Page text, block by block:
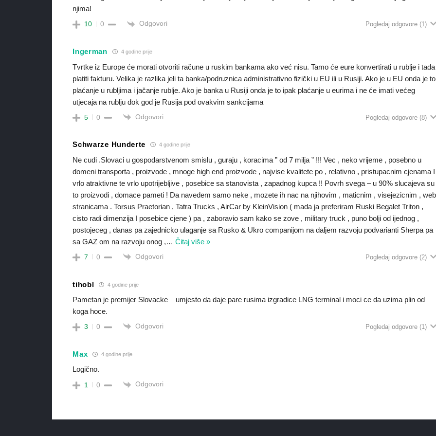
njima!
10 0 Odgovori Pogledaj odgovore (1)
Ingerman 4 godine prije
Tvrtke iz Europe će morati otvoriti račune u ruskim bankama ako već nisu. Tamo će eure konvertirati u rublje i tada
platiti fakturu. Velika je razlika jeli ta banka/podruznica administrativno fizički u EU ili u Rusiji. Ako je u EU onda je to
plaćanje u rubljima i jačanje rublje. Ako je banka u Rusiji onda je to ipak plaćanje u eurima i ne će imati većeg
utjecaja na rublju dok god je Rusija pod ovakvim sankcijama
5 0 Odgovori Pogledaj odgovore (8)
Schwarze Hunderte 4 godine prije
Ne cudi .Slovaci u gospodarstvenom smislu , guraju , koracima ” od 7 milja ” !!! Vec , neko vrijeme , posebno u
domeni transporta , proizvode , mnoge high end proizvode , najvise kvalitete po , relativno , pristupacnim cjenama I
vrlo atraktivne te vrlo upotrijebljive , posebice sa stanovista , zapadnog kupca !! Povrh svega – u 90% slucajeva su
to proizvodi , domace pameti ! Da navedem samo neke , mozete ih nac na njihovim , maticnim , visejezicnim , web
stranicama . Torsus Praetorian , Tatra Trucks , AirCar by KleinVision ( mada ja preferiram Ruski Begalet Triton ,
cisto radi dimenzija I posebice cjene ) pa , zaboravio sam kako se zove , military truck , puno bolji od ijednog ,
postojeceg , danas pa zajednicko ulaganje sa Rusko & Ukro companijom na daljem razvoju podvarianti Sherpa pa
sa GAZ om na razvoju onog ,…Čitaj više »
7 0 Odgovori Pogledaj odgovore (2)
tihobl 4 godine prije
Pametan je premijer Slovacke – umjesto da daje pare rusima izgradice LNG terminal i moci ce da uzima plin od
koga hoce.
3 0 Odgovori Pogledaj odgovore (1)
Max 4 godine prije
Logično.
1 0 Odgovori